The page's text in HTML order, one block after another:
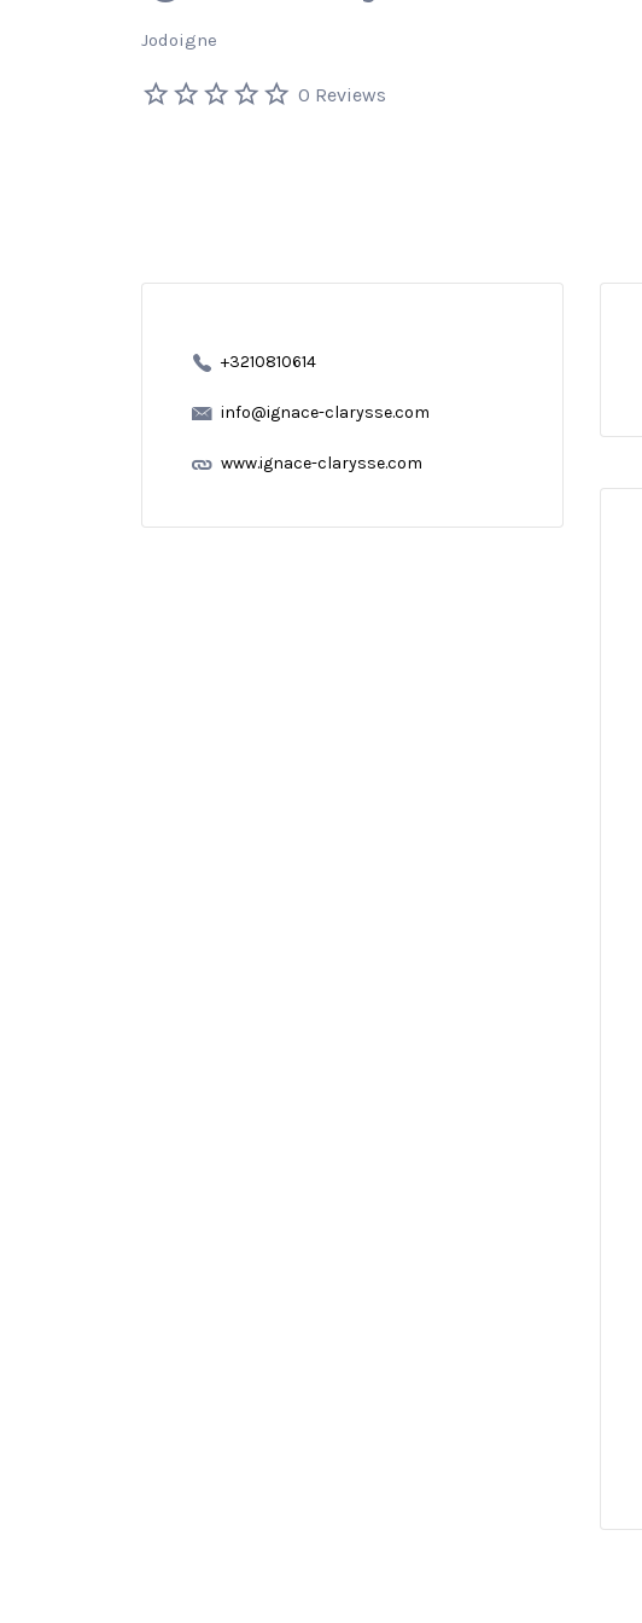
Jodoigne
0 Reviews
+3210810614
info@ignace-clarysse.com
www.ignace-clarysse.com